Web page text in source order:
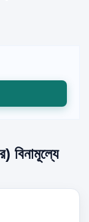
বিনামূল্যে